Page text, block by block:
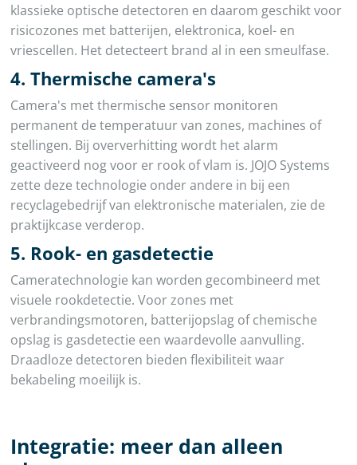
klassieke optische detectoren en daarom geschikt voor
risicozones met batterijen, elektronica, koel- en
vriescellen. Het detecteert brand al in een smeulfase.
4. Thermische camera's
Camera's met thermische sensor monitoren
permanent de temperatuur van zones, machines of
stellingen. Bij oververhitting wordt het alarm
geactiveerd nog voor er rook of vlam is. JOJO Systems
zette deze technologie onder andere in bij een
recyclagebedrijf van elektronische materialen, zie de
praktijkcase verderop.
5. Rook- en gasdetectie
Cameratechnologie kan worden gecombineerd met
visuele rookdetectie. Voor zones met
verbrandingsmotoren, batterijopslag of chemische
opslag is gasdetectie een waardevolle aanvulling.
Draadloze detectoren bieden flexibiliteit waar
bekabeling moeilijk is.
Integratie: meer dan alleen